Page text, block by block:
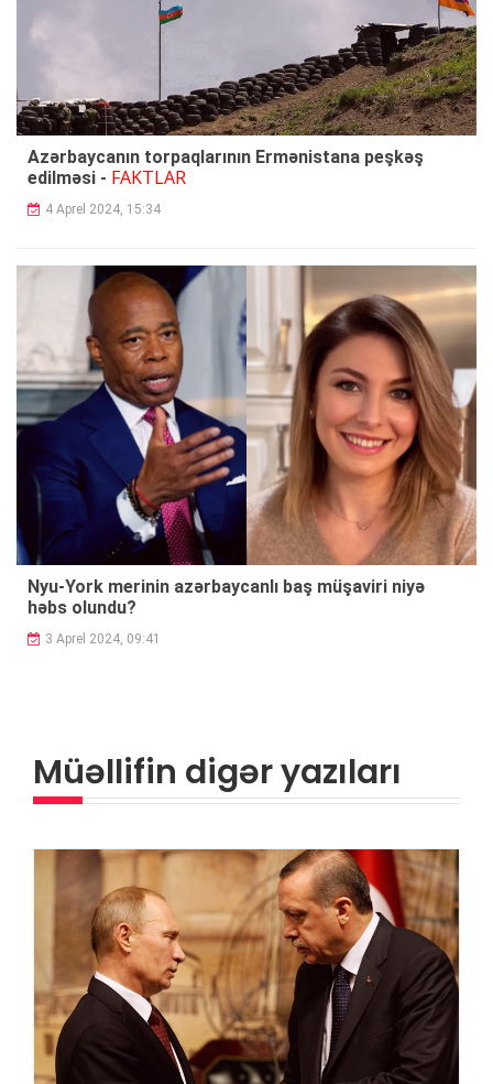
Azərbaycanın torpaqlarının Ermənistana peşkəş
edilməsi - FAKTLAR
4 Aprel 2024, 15:34
Nyu-York merinin azərbaycanlı baş müşaviri niyə
həbs olundu?
3 Aprel 2024, 09:41
Müəllifin digər yazıları